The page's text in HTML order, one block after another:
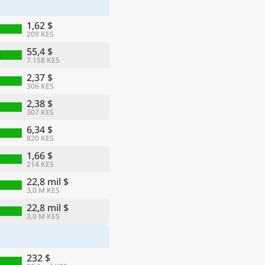
1,62 $
209 KES
55,4 $
7.158 KES
2,37 $
306 KES
2,38 $
307 KES
6,34 $
820 KES
1,66 $
214 KES
22,8 mil $
3,0 M KES
22,8 mil $
3,0 M KES
232 $